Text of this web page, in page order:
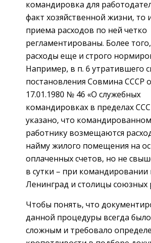
командировка для
факт хозяйственной жизни, то
приема расходов по ней четко
регламентированы. Более
расходы еще и строго
Например, в п. 6 утратившего
постановления Сов­мина СССР
17.01.1980 № 46 «О служебных
командировках в пределах
указано, что
работнику возмещаются
найму жилого помещения на
оплаченных счетов, но не
в сутки – при
Ленинград и столицы союзных
Чтобы понять, что
данной процедуры всегда
сложным и требовало